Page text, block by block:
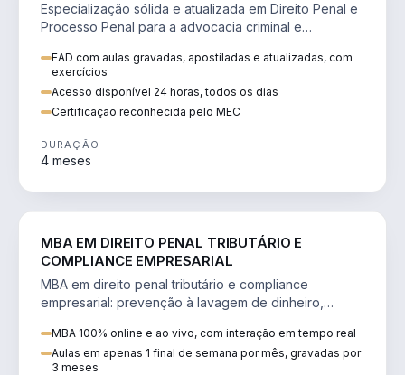
Especialização sólida e atualizada em Direito Penal e
Processo Penal para a advocacia criminal e
EAD com aulas gravadas, apostiladas e atualizadas, com
exercícios
Acesso disponível 24 horas, todos os dias
Certificação reconhecida pelo MEC
DURAÇÃO
4 meses
MBA EM DIREITO PENAL TRIBUTÁRIO E
COMPLIANCE EMPRESARIAL
MBA em direito penal tributário e compliance
empresarial: prevenção à lavagem de dinheiro,
MBA 100% online e ao vivo, com interação em tempo real
Aulas em apenas 1 final de semana por mês, gravadas por
3 meses